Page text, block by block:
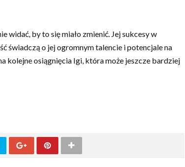
widać, by to się miało zmienić. Jej sukcesy w
świadczą o jej ogromnym talencie i potencjale na
kolejne osiągnięcia Igi, która może jeszcze bardziej